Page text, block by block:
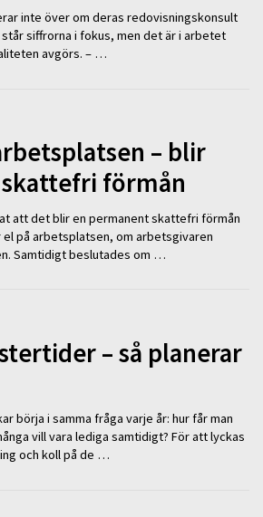
inte över om deras redovisningskonsult
siffrorna i fokus, men det är i arbetet
avgörs. – …
– blir
förmån
att det blir en permanent skattefri förmån
el på arbetsplatsen, om arbetsgivaren
Samtidigt beslutades om …
– så planerar
börja i samma fråga varje år: hur får man
vill vara lediga samtidigt? För att lyckas
och koll på de …